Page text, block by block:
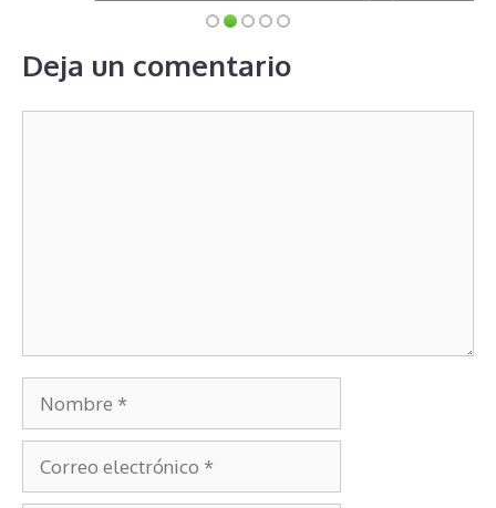
Nombre
Correo